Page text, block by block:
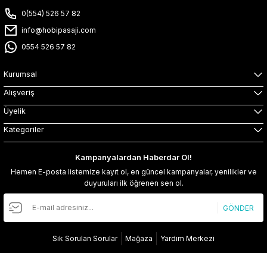
0(554) 526 57 82
info@hobipasaji.com
0554 526 57 82
Kurumsal
Alışveriş
Üyelik
Kategoriler
Kampanyalardan Haberdar Ol!
Hemen E-posta listemize kayıt ol, en güncel kampanyalar, yenilikler ve
duyuruları ilk öğrenen sen ol.
GÖNDER
Sık Sorulan Sorular Mağaza Yardım Merkezi